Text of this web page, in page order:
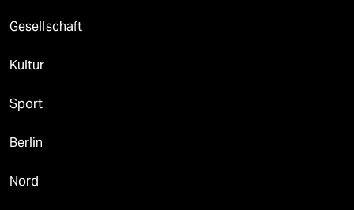
Gesellschaft
Kultur
Sport
Berlin
Nord